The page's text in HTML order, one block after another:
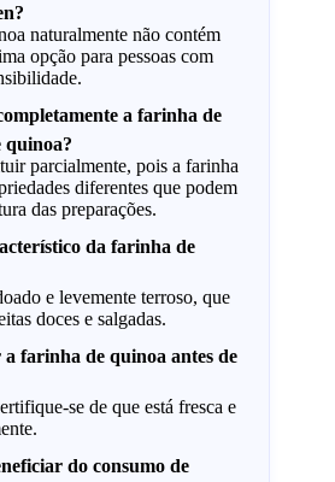
naturalmente não contém
opção para pessoas com
a farinha de
parcialmente, pois a farinha
diferentes que podem
das preparações.
da farinha de
e levemente terroso, que
doces e salgadas.
farinha de quinoa antes de
se de que está fresca e
do consumo de